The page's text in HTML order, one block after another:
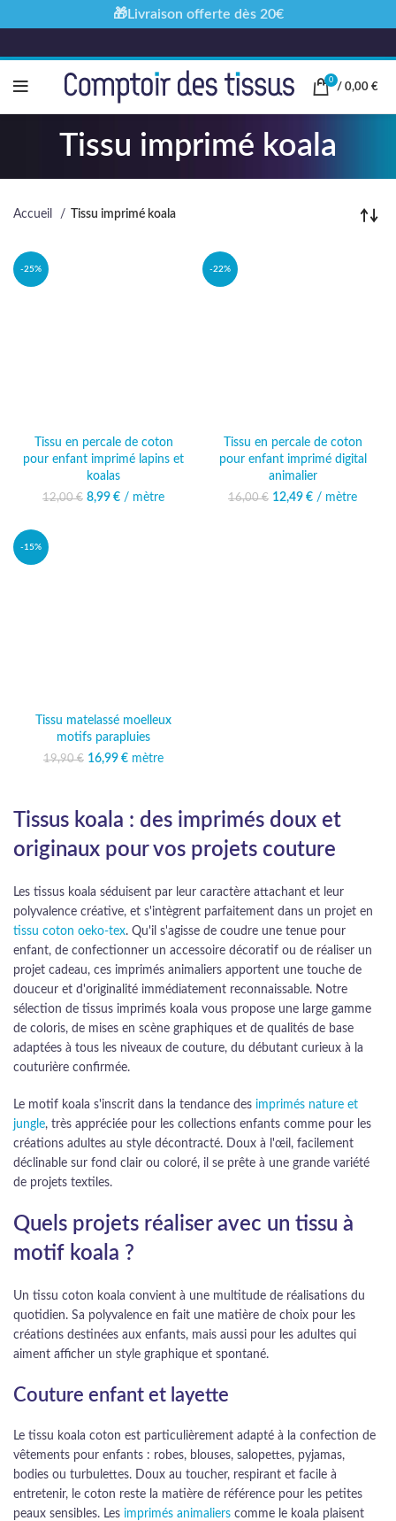
0
/ 0,00 €
Tissu imprimé koala
Accueil Tissu imprimé koala
-25%
Tissu en percale de coton
pour enfant imprimé lapins et
koalas
12,00€ Le prix initial était :
8,99 € Le prix actuel
/ mètre
-22%
Tissu en percale de coton
pour enfant imprimé digital
animalier
16,00€
Le prix initial était :
12,49 €
Le prix
/ mètre
-15%
Tissu matelassé moelleux
motifs parapluies
19,90€ Le prix initial était :
16,99 €
Le prix
mètre
Tissus koala : des imprimés doux et
originaux pour vos projets couture
Les tissus koala séduisent par leur caractère attachant et leur
polyvalence créative, et s'intègrent parfaitement dans un projet en
tissu coton oeko-tex. Qu'il s'agisse de coudre une tenue pour
enfant, de confectionner un accessoire décoratif ou de réaliser un
projet cadeau, ces imprimés animaliers apportent une touche de
douceur et d'originalité immédiatement reconnaissable. Notre
sélection de tissus imprimés koala vous propose une large gamme
de coloris, de mises en scène graphiques et de qualités de base
adaptées à tous les niveaux de couture, du débutant curieux à la
couturière confirmée.
Le motif koala s'inscrit dans la tendance des imprimés nature et
jungle, très appréciée pour les collections enfants comme pour les
créations adultes au style décontracté. Doux à l'œil, facilement
déclinable sur fond clair ou coloré, il se prête à une grande variété
de projets textiles.
Quels projets réaliser avec un tissu à
motif koala ?
Un tissu coton koala convient à une multitude de réalisations du
quotidien. Sa polyvalence en fait une matière de choix pour les
créations destinées aux enfants, mais aussi pour les adultes qui
aiment afficher un style graphique et spontané.
Couture enfant et layette
Le tissu koala coton est particulièrement adapté à la confection de
vêtements pour enfants : robes, blouses, salopettes, pyjamas,
bodies ou turbulettes. Doux au toucher, respirant et facile à
entretenir, le coton reste la matière de référence pour les petites
peaux sensibles. Les imprimés animaliers comme le koala plaisent
🎁Livraison offerte dès 20€